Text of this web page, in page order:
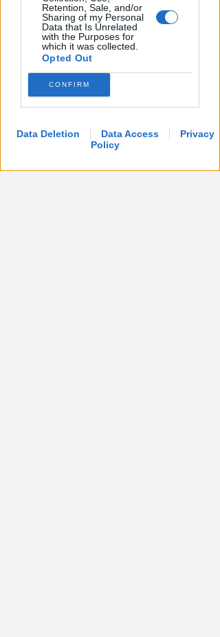
Retention, Sale, and/or
Sharing of my Personal
Data that Is Unrelated
with the Purposes for
which it was collected.
Opted Out
CONFIRM
Data Deletion Data Access
Privacy
Policy
Presente, futuro e "nodi" da
affrontare per l'aeroporto
Andrea Polazzi